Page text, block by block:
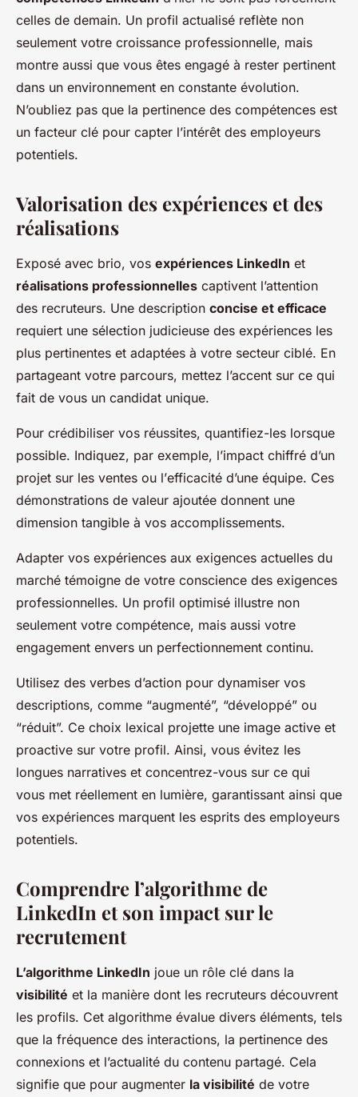
celles de demain. Un profil actualisé reflète non
seulement votre croissance professionnelle, mais
montre aussi que vous êtes engagé à rester pertinent
dans un environnement en constante évolution.
N’oubliez pas que la pertinence des compétences est
un facteur clé pour capter l’intérêt des employeurs
potentiels.
Valorisation des expériences et des
réalisations
Exposé avec brio, vos expériences LinkedIn et
réalisations professionnelles captivent l’attention
des recruteurs. Une description concise et efficace
requiert une sélection judicieuse des expériences les
plus pertinentes et adaptées à votre secteur ciblé. En
partageant votre parcours, mettez l’accent sur ce qui
fait de vous un candidat unique.
Pour crédibiliser vos réussites, quantifiez-les lorsque
possible. Indiquez, par exemple, l’impact chiffré d’un
projet sur les ventes ou l’efficacité d’une équipe. Ces
démonstrations de valeur ajoutée donnent une
dimension tangible à vos accomplissements.
Adapter vos expériences aux exigences actuelles du
marché témoigne de votre conscience des exigences
professionnelles. Un profil optimisé illustre non
seulement votre compétence, mais aussi votre
engagement envers un perfectionnement continu.
Utilisez des verbes d’action pour dynamiser vos
descriptions, comme “augmenté”, “développé” ou
“réduit”. Ce choix lexical projette une image active et
proactive sur votre profil. Ainsi, vous évitez les
longues narratives et concentrez-vous sur ce qui
vous met réellement en lumière, garantissant ainsi que
vos expériences marquent les esprits des employeurs
potentiels.
Comprendre l’algorithme de
LinkedIn et son impact sur le
recrutement
L’algorithme LinkedIn joue un rôle clé dans la
visibilité et la manière dont les recruteurs découvrent
les profils. Cet algorithme évalue divers éléments, tels
que la fréquence des interactions, la pertinence des
connexions et l’actualité du contenu partagé. Cela
signifie que pour augmenter la visibilité de votre